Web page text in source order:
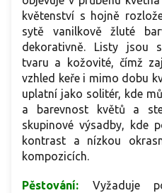
květenství s hojně
sytě vanilkově žluté
dekorativně. Listy jsou
tvaru a kožovité, čímž
vzhled keře i mimo dobu
uplatní jako solitér, kde
a barevnost květů a
skupinové výsadby, kde
kontrast a nízkou
kompozicích.
Pěstování: Vyžaduje